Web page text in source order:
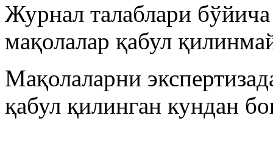
Журнал талаблари
мақолалар қабул
Мақолаларни
қабул қилинган кундан